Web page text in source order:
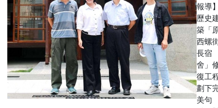
報導
歷史
築「
西螺
長宿
舍」
復工
劃下
美句